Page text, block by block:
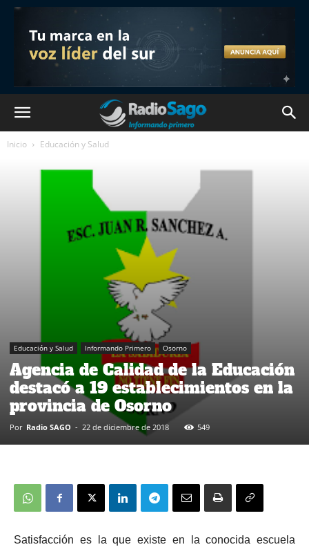
Inicio Educación y Salud
Educación y Salud Informando Primero Osorno
Agencia de Calidad de la Educación
destacó a 19 establecimientos en la
provincia de Osorno
Por Radio SAGO - 22 de diciembre de 2018 549
Satisfacción es la que existe en la conocida escuela